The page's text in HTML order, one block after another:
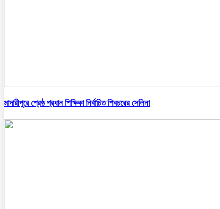
মাদারীপুরে শ্রেষ্ঠ প্রধান শিক্ষিকা নির্বাচিত শিবচরের সেলিনা